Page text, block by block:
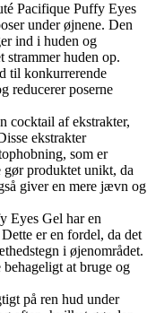
Pacifique Puffy Eyes
under øjnene. Den
ind i huden og
huden op.
til konkurrerende
reducerer poserne
cocktail af ekstrakter,
ekstrakter
som er
gør produktet unikt, da
giver en mere jævn og
Eyes Gel har en
er en fordel, da det
i øjenområdet.
at bruge og
på ren hud under